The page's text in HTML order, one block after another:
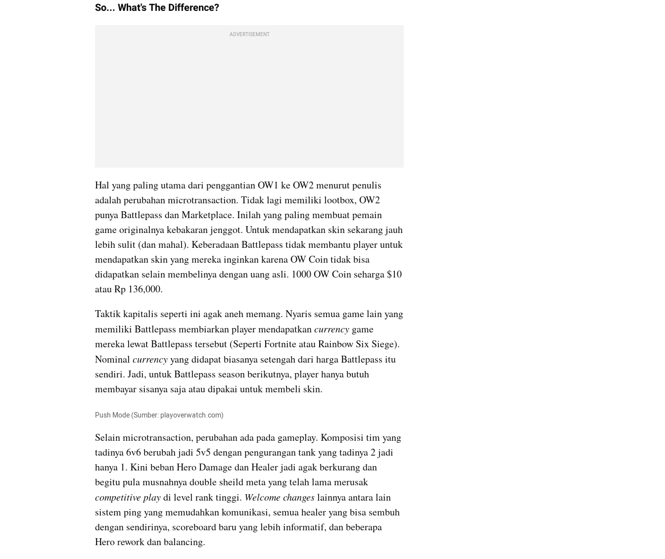
So... What's The Difference?
ADVERTISEMENT
Hal yang paling utama dari penggantian OW1 ke OW2 menurut penulis
adalah perubahan microtransaction. Tidak lagi memiliki lootbox, OW2
punya Battlepass dan Marketplace. Inilah yang paling membuat pemain
game originalnya kebakaran jenggot. Untuk mendapatkan skin sekarang jauh
lebih sulit (dan mahal). Keberadaan Battlepass tidak membantu player untuk
mendapatkan skin yang mereka inginkan karena OW Coin tidak bisa
didapatkan selain membelinya dengan uang asli. 1000 OW Coin seharga $10
atau Rp 136,000.
Taktik kapitalis seperti ini agak aneh memang. Nyaris semua game lain yang
memiliki Battlepass membiarkan player mendapatkan currency game
mereka lewat Battlepass tersebut (Seperti Fortnite atau Rainbow Six Siege).
Nominal currency yang didapat biasanya setengah dari harga Battlepass itu
sendiri. Jadi, untuk Battlepass season berikutnya, player hanya butuh
membayar sisanya saja atau dipakai untuk membeli skin.
Push Mode (Sumber: playoverwatch.com)
Selain microtransaction, perubahan ada pada gameplay. Komposisi tim yang
tadinya 6v6 berubah jadi 5v5 dengan pengurangan tank yang tadinya 2 jadi
hanya 1. Kini beban Hero Damage dan Healer jadi agak berkurang dan
competitive play di level rank tinggi. Welcome changes lainnya antara lain
sistem ping yang memudahkan komunikasi, semua healer yang bisa sembuh
dengan sendirinya, scoreboard baru yang lebih informatif, dan beberapa
Hero rework dan balancing.